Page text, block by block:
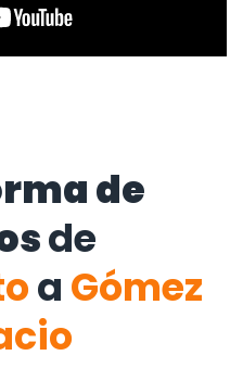
de
de
a Gómez